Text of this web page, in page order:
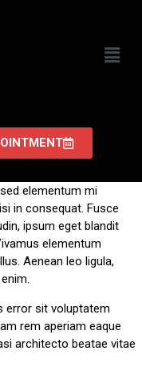
elementum mi
in consequat. Fusce
ipsum eget blandit
elementum
Aenean leo ligula,
error sit voluptatem
rem aperiam eaque
architecto beatae vitae